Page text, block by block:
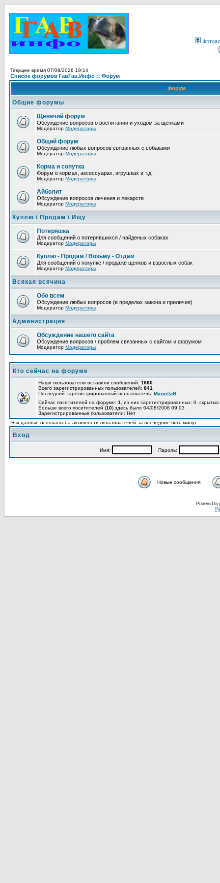
Текущее время 07/08/2026 19:14
Список форумов ГавГав.Инфо :: Форум
Форум
Общие форумы
Щенячий форум
Обсуждение вопросов о воспитании и уходом за щенками
Модератор Модераторы
Общий форум
Обсуждение любых вопросов связанных с собаками
Модератор Модераторы
Корма и сопутка
Форум о кормах, аксессуарах, игрушках и т.д.
Модератор Модераторы
Айболит
Обсуждение вопросов лечения и лекарств
Модератор Модераторы
Куплю / Продам / Ищу
Потеряшка
Для сообщений о потерявшихся / найденых собаках
Модератор Модераторы
Куплю - Продам / Возьму - Отдам
Для сообщений о покупке / продаже щенков и взрослых собак
Модератор Модераторы
Всякая всячина
Обо всем
Обсуждение любых вопросов (в пределах закона и приличия)
Модератор Модераторы
Администрация
Обсуждение нашего сайта
Обсуждение вопросов / проблем связанных с сайтом и форумом
Модератор Модераторы
Кто сейчас на форуме
Наши пользователи оставили сообщений: 1660
Всего зарегистрированных пользователей: 841
Последний зарегистрированный пользователь: MarcelaR
Сейчас посетителей на форуме: 1
, из них зарегистрированных: 0,
Больше всего посетителей (10) здесь было 04/08/2006 09:03
Зарегистрированные пользователи: Нет
Эти данные основаны на активности пользователей за последние пять минут
Вход
Имя: Пароль:
Новые сообщения
Powered by